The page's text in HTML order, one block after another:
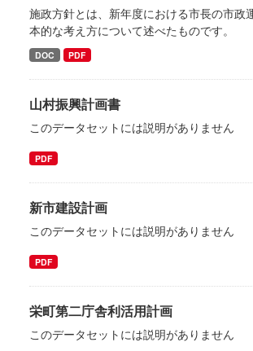
施政方針とは、新年度における市長の市政
本的な考え方について述べたものです。
DOC PDF
山村振興計画書
このデータセットには説明がありません
PDF
新市建設計画
このデータセットには説明がありません
PDF
栄町第二庁舎利活用計画
このデータセットには説明がありません